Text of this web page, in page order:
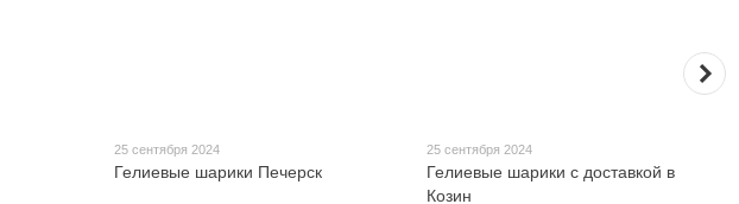
25 сентября 2024
Гелиевые шарики Печерск
25 сентября 2024
Гелиевые шарики c доставкой в
Козин